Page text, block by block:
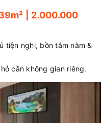
| 2.000.000
tiện nghi, bồn tắm nằm &
cần không gian riêng.